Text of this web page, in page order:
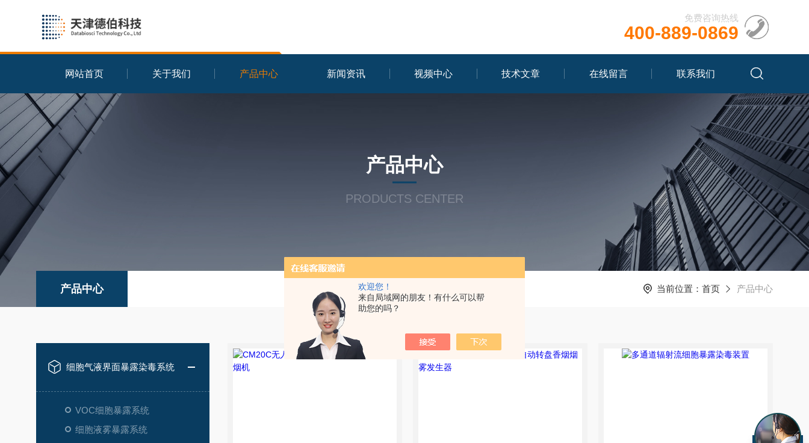
欢迎您！
来自局域网的朋友！有什么可以帮
助您的吗？
免费咨询热线
400-889-0869
网站首页 关于我们 产品中心 新闻资讯 视频中心 技术文章 在线留言 联系我们
产品中心
PRODUCTS CENTER
产品中心 当前位置： 首页 产品中心
细胞气液界面暴露染毒系统
VOC细胞暴露系统
细胞液雾暴露系统